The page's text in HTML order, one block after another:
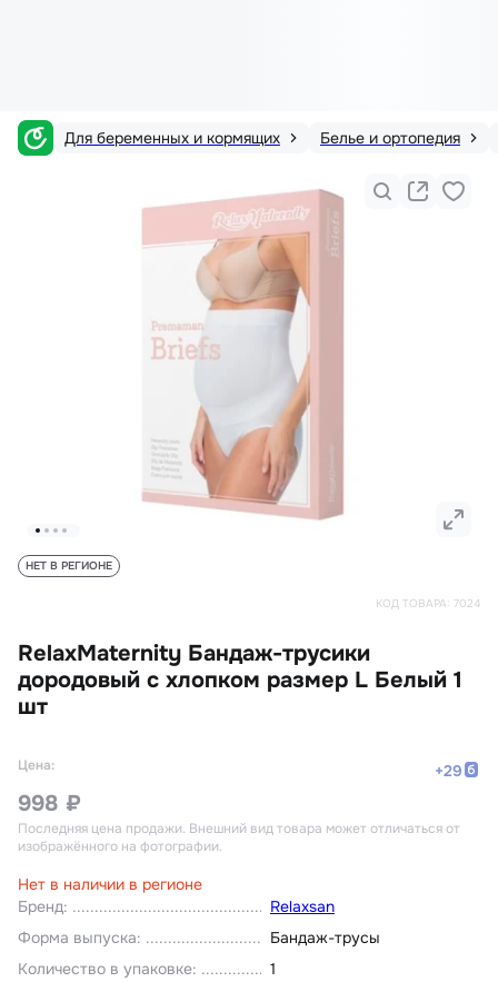
Для беременных и кормящих Белье и ортопедия
КОД ТОВАРА: 7024
RelaxMaternity Бандаж-трусики
дородовый с хлопком размер L Белый 1
шт
НЕТ В РЕГИОНЕ
Бренд:
Relaxsan
Форма выпуска:
Бандаж-трусы
Количество в упаковке:
1
Цена: +29
998 ₽
Последняя цена продажи. Внешний вид товара может отличаться от
изображённого на фотографии.
Нет в наличии в регионе